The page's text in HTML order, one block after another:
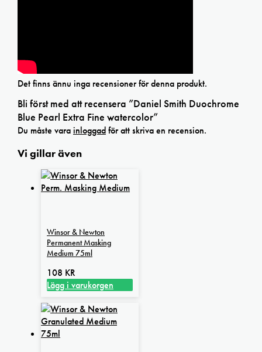
Det finns ännu inga recensioner för denna produkt.
Bli först med att recensera ”Daniel Smith Duochrome
Blue Pearl Extra Fine watercolor”
Du måste varainloggadför att skriva en recension.
Vi gillar även
Winsor & Newton
Permanent Masking
Medium 75ml
108 KR
Lägg i varukorgen